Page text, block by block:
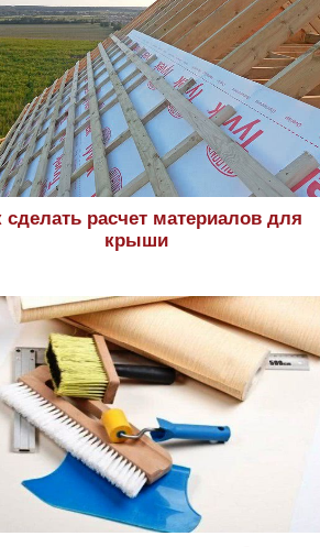
сделать расчет материалов для
крыши